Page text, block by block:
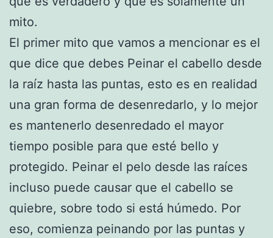
mito.
El primer mito que vamos a mencionar es el
que dice que debes Peinar el cabello desde
la raíz hasta las puntas, esto es en realidad
una gran forma de desenredarlo, y lo mejor
es mantenerlo desenredado el mayor
tiempo posible para que esté bello y
protegido. Peinar el pelo desde las raíces
incluso puede causar que el cabello se
quiebre, sobre todo si está húmedo. Por
eso, comienza peinando por las puntas y